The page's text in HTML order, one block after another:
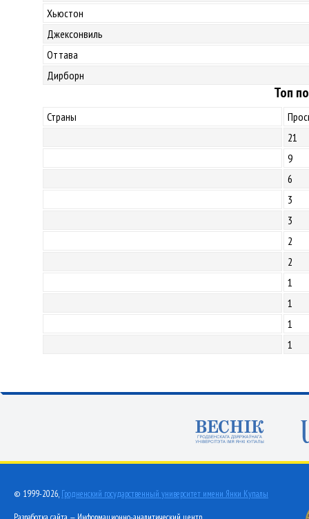
Хьюстон
Джексонвиль
Оттава
Дирборн
Топ
Страны
21
9
6
3
3
2
2
1
1
1
1
© 1999-2026, Гродненский государственный университет имени Янки Купалы